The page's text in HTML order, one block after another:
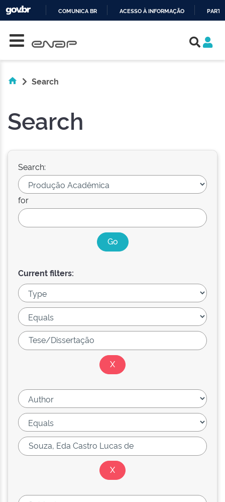
COMUNICA BR ACESSO À INFORMAÇÃO
Search
Search
Search:
for
Current filters: